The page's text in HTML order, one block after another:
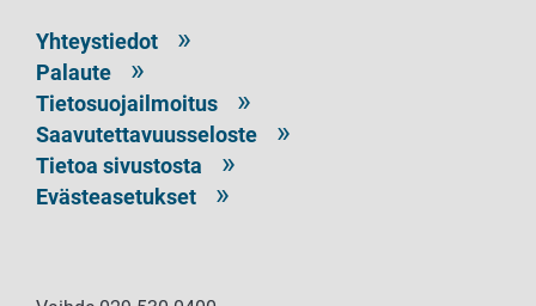
Yhteystiedot
Palaute
Tietosuojailmoitus
Saavutettavuusseloste
Tietoa sivustosta
Evästeasetukset